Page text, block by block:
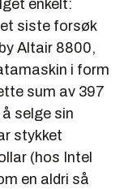
enkelt:
siste forsøk
Altair 8800,
i form
sum av 397
selge sin
stykket
(hos Intel
en aldri så